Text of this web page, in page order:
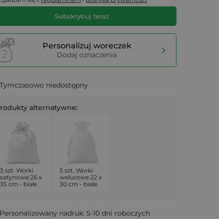
Subskrybuj teraz
Personalizuj woreczek
Dodaj oznaczenia
niedostępny
alternatywne:
3 szt. Worki
satynowe 26 x
35 cm - białe
5 szt. Worki
welurowe 22 x
30 cm - białe
nadruk: 5-10 dni roboczych